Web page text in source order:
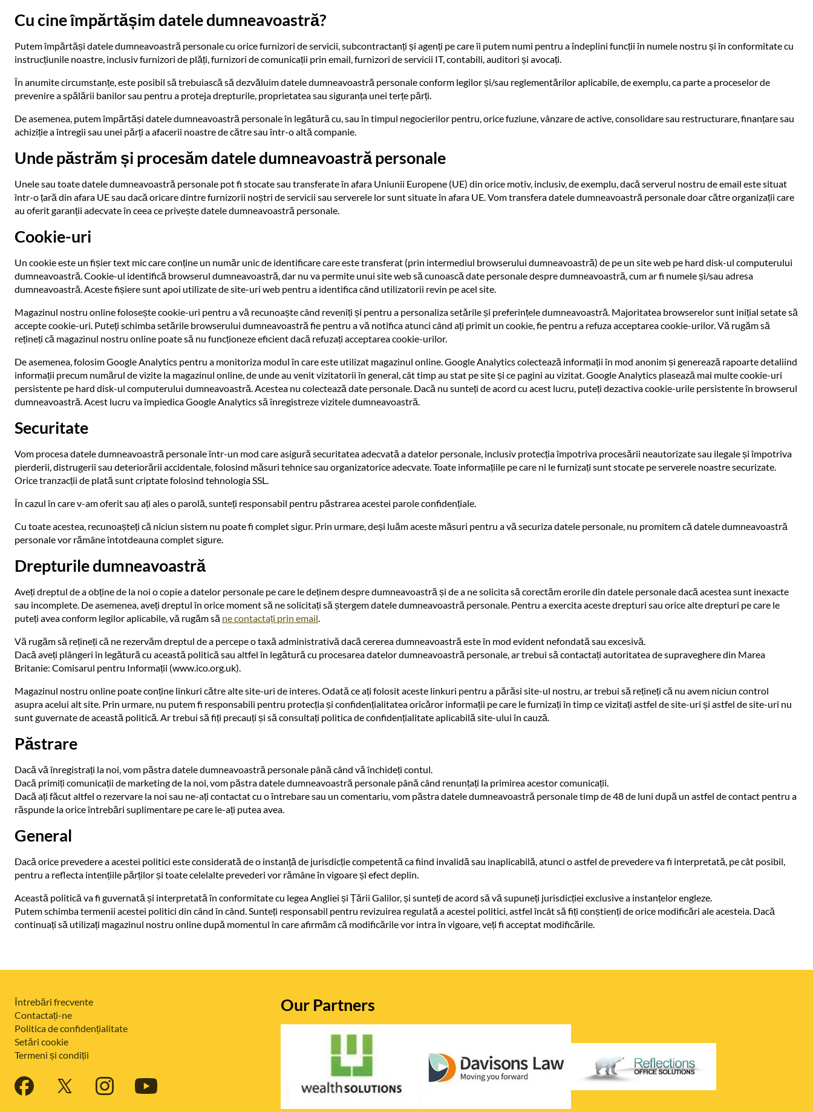
Cu cine împărtășim datele dumneavoastră?
Putem împărtăși datele dumneavoastră personale cu orice furnizori de servicii, subcontractanți și agenți pe care îi putem numi pentru a îndeplini funcții în numele nostru și în conformitate cu
instrucțiunile noastre, inclusiv furnizori de plăți, furnizori de comunicații prin email, furnizori de servicii IT, contabili, auditori și avocați.
În anumite circumstanțe, este posibil să trebuiască să dezvăluim datele dumneavoastră personale conform legilor și/sau reglementărilor aplicabile, de exemplu, ca parte a proceselor de
prevenire a spălării banilor sau pentru a proteja drepturile, proprietatea sau siguranța unei terțe părți.
De asemenea, putem împărtăși datele dumneavoastră personale în legătură cu, sau în timpul negocierilor pentru, orice fuziune, vânzare de active, consolidare sau restructurare, finanțare sau
achiziție a întregii sau unei părți a afacerii noastre de către sau într-o altă companie.
Unde păstrăm și procesăm datele dumneavoastră personale
Unele sau toate datele dumneavoastră personale pot fi stocate sau transferate în afara Uniunii Europene (UE) din orice motiv, inclusiv, de exemplu, dacă serverul nostru de email este situat
într-o țară din afara UE sau dacă oricare dintre furnizorii noștri de servicii sau serverele lor sunt situate în afara UE. Vom transfera datele dumneavoastră personale doar către organizații care
au oferit garanții adecvate în ceea ce privește datele dumneavoastră personale.
Cookie-uri
Un cookie este un fișier text mic care conține un număr unic de identificare care este transferat (prin intermediul browserului dumneavoastră) de pe un site web pe hard disk-ul computerului
dumneavoastră. Cookie-ul identifică browserul dumneavoastră, dar nu va permite unui site web să cunoască date personale despre dumneavoastră, cum ar fi numele și/sau adresa
dumneavoastră. Aceste fișiere sunt apoi utilizate de site-uri web pentru a identifica când utilizatorii revin pe acel site.
Magazinul nostru online folosește cookie-uri pentru a vă recunoaște când reveniți și pentru a personaliza setările și preferințele dumneavoastră. Majoritatea browserelor sunt inițial setate să
accepte cookie-uri. Puteți schimba setările browserului dumneavoastră fie pentru a vă notifica atunci când ați primit un cookie, fie pentru a refuza acceptarea cookie-urilor. Vă rugăm să
rețineți că magazinul nostru online poate să nu funcționeze eficient dacă refuzați acceptarea cookie-urilor.
De asemenea, folosim Google Analytics pentru a monitoriza modul în care este utilizat magazinul online. Google Analytics colectează informații în mod anonim și generează rapoarte detaliind
informații precum numărul de vizite la magazinul online, de unde au venit vizitatorii în general, cât timp au stat pe site și ce pagini au vizitat. Google Analytics plasează mai multe cookie-uri
persistente pe hard disk-ul computerului dumneavoastră. Acestea nu colectează date personale. Dacă nu sunteți de acord cu acest lucru, puteți dezactiva cookie-urile persistente în browserul
dumneavoastră. Acest lucru va împiedica Google Analytics să înregistreze vizitele dumneavoastră.
Securitate
Vom procesa datele dumneavoastră personale într-un mod care asigură securitatea adecvată a datelor personale, inclusiv protecția împotriva procesării neautorizate sau ilegale și împotriva
pierderii, distrugerii sau deteriorării accidentale, folosind măsuri tehnice sau organizatorice adecvate. Toate informațiile pe care ni le furnizați sunt stocate pe serverele noastre securizate.
Orice tranzacții de plată sunt criptate folosind tehnologia SSL.
În cazul în care v-am oferit sau ați ales o parolă, sunteți responsabil pentru păstrarea acestei parole confidențiale.
Cu toate acestea, recunoașteți că niciun sistem nu poate fi complet sigur. Prin urmare, deși luăm aceste măsuri pentru a vă securiza datele personale, nu promitem că datele dumneavoastră
personale vor rămâne întotdeauna complet sigure.
Drepturile dumneavoastră
Aveți dreptul de a obține de la noi o copie a datelor personale pe care le deținem despre dumneavoastră și de a ne solicita să corectăm erorile din datele personale dacă acestea sunt inexacte
sau incomplete. De asemenea, aveți dreptul în orice moment să ne solicitați să ștergem datele dumneavoastră personale. Pentru a exercita aceste drepturi sau orice alte drepturi pe care le
puteți avea conform legilor aplicabile, vă rugăm să ne contactați prin email.
Vă rugăm să rețineți că ne rezervăm dreptul de a percepe o taxă administrativă dacă cererea dumneavoastră este în mod evident nefondată sau excesivă.
Dacă aveți plângeri în legătură cu această politică sau altfel în legătură cu procesarea datelor dumneavoastră personale, ar trebui să contactați autoritatea de supraveghere din Marea
Britanie: Comisarul pentru Informații (www.ico.org.uk).
Magazinul nostru online poate conține linkuri către alte site-uri de interes. Odată ce ați folosit aceste linkuri pentru a părăsi site-ul nostru, ar trebui să rețineți că nu avem niciun control
asupra acelui alt site. Prin urmare, nu putem fi responsabili pentru protecția și confidențialitatea oricăror informații pe care le furnizați în timp ce vizitați astfel de site-uri și astfel de site-uri nu
sunt guvernate de această politică. Ar trebui să fiți precauți și să consultați politica de confidențialitate aplicabilă site-ului în cauză.
Păstrare
Dacă vă înregistrați la noi, vom păstra datele dumneavoastră personale până când vă închideți contul.
Dacă primiți comunicații de marketing de la noi, vom păstra datele dumneavoastră personale până când renunțați la primirea acestor comunicații.
Dacă ați făcut altfel o rezervare la noi sau ne-ați contactat cu o întrebare sau un comentariu, vom păstra datele dumneavoastră personale timp de 48 de luni după un astfel de contact pentru a
răspunde la orice întrebări suplimentare pe care le-ați putea avea.
General
Dacă orice prevedere a acestei politici este considerată de o instanță de jurisdicție competentă ca fiind invalidă sau inaplicabilă, atunci o astfel de prevedere va fi interpretată, pe cât posibil,
pentru a reflecta intențiile părților și toate celelalte prevederi vor rămâne în vigoare și efect deplin.
Această politică va fi guvernată și interpretată în conformitate cu legea Angliei și Țării Galilor, și sunteți de acord să vă supuneți jurisdicției exclusive a instanțelor engleze.
Putem schimba termenii acestei politici din când în când. Sunteți responsabil pentru revizuirea regulată a acestei politici, astfel încât să fiți conștienți de orice modificări ale acesteia. Dacă
continuați să utilizați magazinul nostru online după momentul în care afirmăm că modificările vor intra în vigoare, veți fi acceptat modificările.
Întrebări frecvente
Contactați-ne
Politica de confidențialitate
Setări cookie
Termeni și condiții
Our Partners